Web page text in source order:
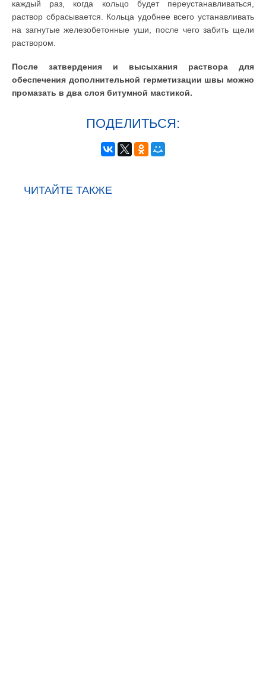
каждый раз, когда кольцо будет переустанавливаться,
раствор сбрасывается. Кольца удобнее всего устанавливать
на загнутые железобетонные уши, после чего забить щели
раствором.
После затвердения и высыхания раствора для
обеспечения дополнительной герметизации швы можно
промазать в два слоя битумной мастикой.
ПОДЕЛИТЬСЯ:
ЧИТАЙТЕ ТАКЖЕ